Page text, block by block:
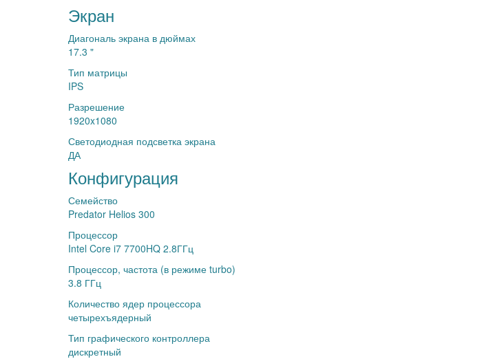
Экран
Диагональ экрана в дюймах
17.3 "
Тип матрицы
IPS
Разрешение
1920x1080
Светодиодная подсветка экрана
ДА
Конфигурация
Семейство
Predator Helios 300
Процессор
Intel Core i7 7700HQ 2.8ГГц
Процессор, частота (в режиме turbo)
3.8 ГГц
Количество ядер процессора
четырехъядерный
Тип графического контроллера
дискретный